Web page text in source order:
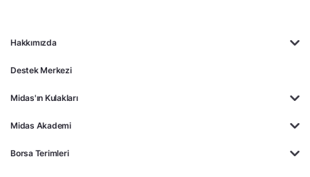
Hakkımızda
Destek Merkezi
Midas'ın Kulakları
Midas Akademi
Borsa Terimleri